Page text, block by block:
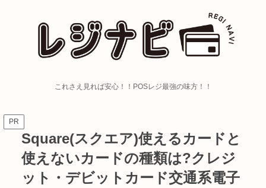
これさえ見れば安心！！POSレジ最強の味方！！
PR
Square(スクエア)使えるカードと
使えないカードの種類は?クレジ
ット・デビットカード交通系電子